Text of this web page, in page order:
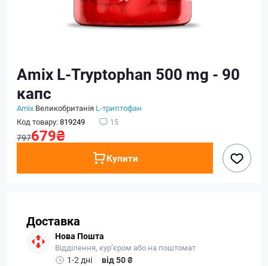
Amix L-Tryptophan 500 mg - 90
капс
Amix Великобританія L-триптофан
Код товару:819249 15
797679₴
Купити
Доставка
Нова Пошта
Відділення, кур’єром або на поштомат
1-2 дні
від 50 ₴